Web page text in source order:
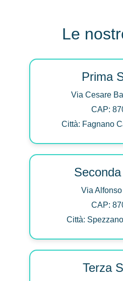
Le
Prima
Via Cesare
CAP:
Città: Fagnano
Via
CAP:
Città:
Terza